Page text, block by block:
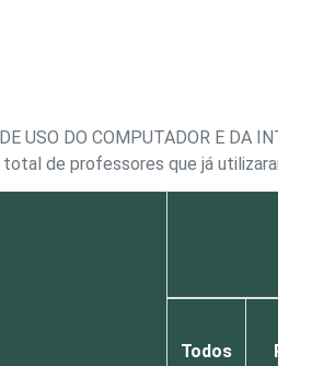
USO DO COMPUTADOR E DA
de professores que já utilizaram
Todos
Pelo